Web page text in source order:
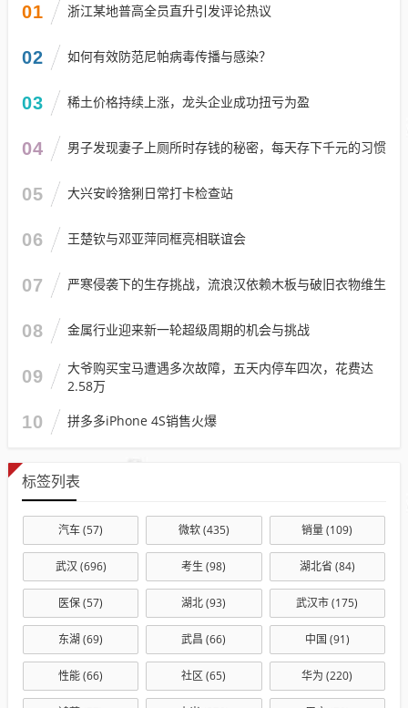
01 浙江某地普高全员直升引发评论热议
02 如何有效防范尼帕病毒传播与感染？
03 稀土价格持续上涨，龙头企业成功扭亏为盈
04 男子发现妻子上厕所时存钱的秘密，每天存下千元的习惯
05 大兴安岭猞猁日常打卡检查站
06 王楚钦与邓亚萍同框亮相联谊会
07 严寒侵袭下的生存挑战，流浪汉依赖木板与破旧衣物维生
08 金属行业迎来新一轮超级周期的机会与挑战
09
大爷购买宝马遭遇多次故障，五天内停车四次，花费达
2.58万
10 拼多多iPhone 4S销售火爆
标签列表
汽车(57) 微软(435) 销量(109)
武汉 (696) 考生 (98) 湖北省 (84)
医保(57) 湖北(93) 武汉市(175)
东湖 (69) 武昌 (66) 中国 (91)
性能(66) 社区 (65) 华为 (220)